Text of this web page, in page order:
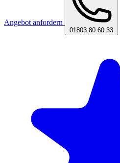
Angebot anfordern
01803 80 60 33